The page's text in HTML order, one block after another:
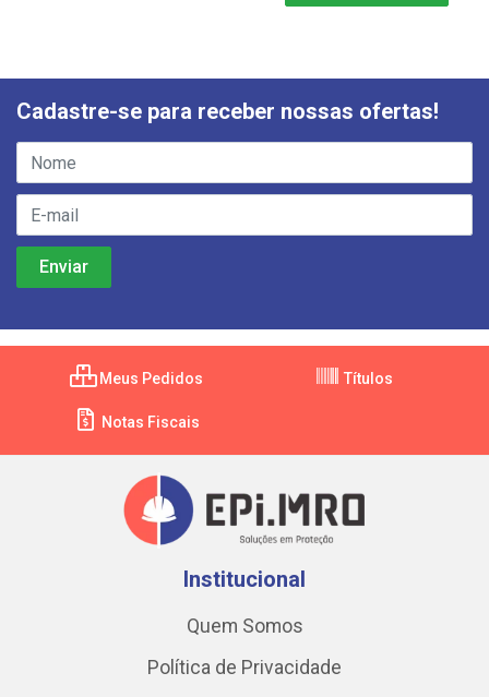
Cadastre-se para receber nossas ofertas!
Meus Pedidos Títulos
Notas Fiscais
Institucional
Quem Somos
Política de Privacidade